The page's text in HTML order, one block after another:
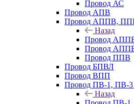
Провод АС
Провод АПВ
Провод АППВ,
Назад
Провод
Провод
Провод ППВ
Провод БПВЛ
Провод ВПП
Провод ПВ-1, ПВ-3
Назад